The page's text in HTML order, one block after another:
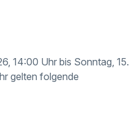
14:00 Uhr bis Sonntag, 15.
gelten folgende